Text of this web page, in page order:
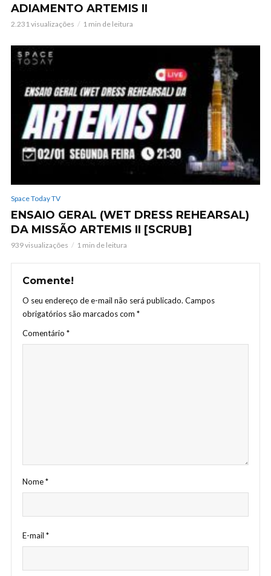
ADIAMENTO ARTEMIS II
2.231 visualizações 1 min de leitura
Space Today TV
ENSAIO GERAL (WET DRESS REHEARSAL)
DA MISSÃO ARTEMIS II [SCRUB]
939 visualizações 1 min de leitura
Comente!
O seu endereço de e-mail não será publicado. Campos
obrigatórios são marcados com *
Comentário *
Nome*
E-mail *